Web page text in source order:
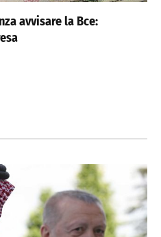
avvisare la Bce: